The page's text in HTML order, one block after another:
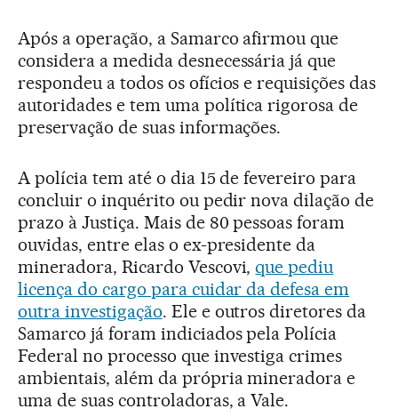
Após a operação, a Samarco afirmou que
considera a medida desnecessária já que
respondeu a todos os ofícios e requisições das
autoridades e tem uma política rigorosa de
preservação de suas informações.
A polícia tem até o dia 15 de fevereiro para
concluir o inquérito ou pedir nova dilação de
prazo à Justiça. Mais de 80 pessoas foram
ouvidas, entre elas o ex-presidente da
mineradora, Ricardo Vescovi,que pediu
licença do cargo para cuidar da defesa em
outra investigação. Ele e outros diretores da
Samarco já foram indiciados pela Polícia
Federal no processo que investiga crimes
ambientais, além da própria mineradora e
uma de suas controladoras, a Vale.